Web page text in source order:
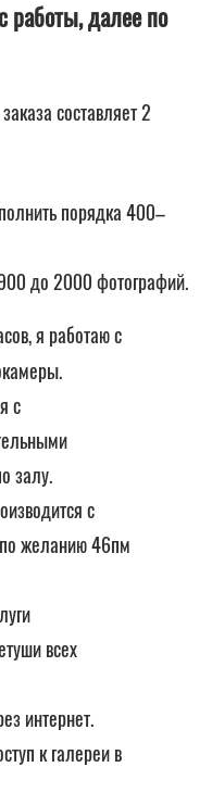
работы, далее по
составляет 2
порядка 400–
до 2000 фотографий.
я работаю с
с
залу.
с
желанию 46пм
всех
интернет.
к галереи в